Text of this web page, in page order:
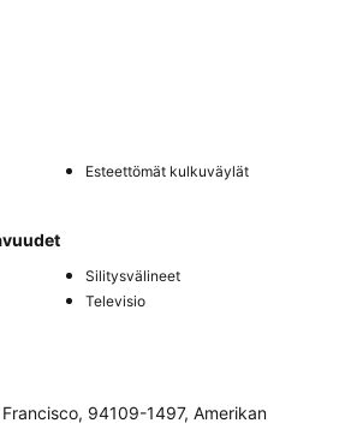
Esteettömät kulkuväylät
Silitysvälineet
Televisio
94109-1497, Amerikan